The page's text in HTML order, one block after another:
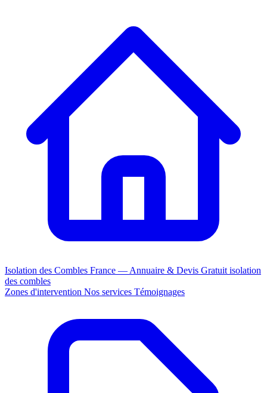
Isolation des Combles France — Annuaire & Devis Gratuit isolation
des combles
Zones d'intervention Nos services Témoignages